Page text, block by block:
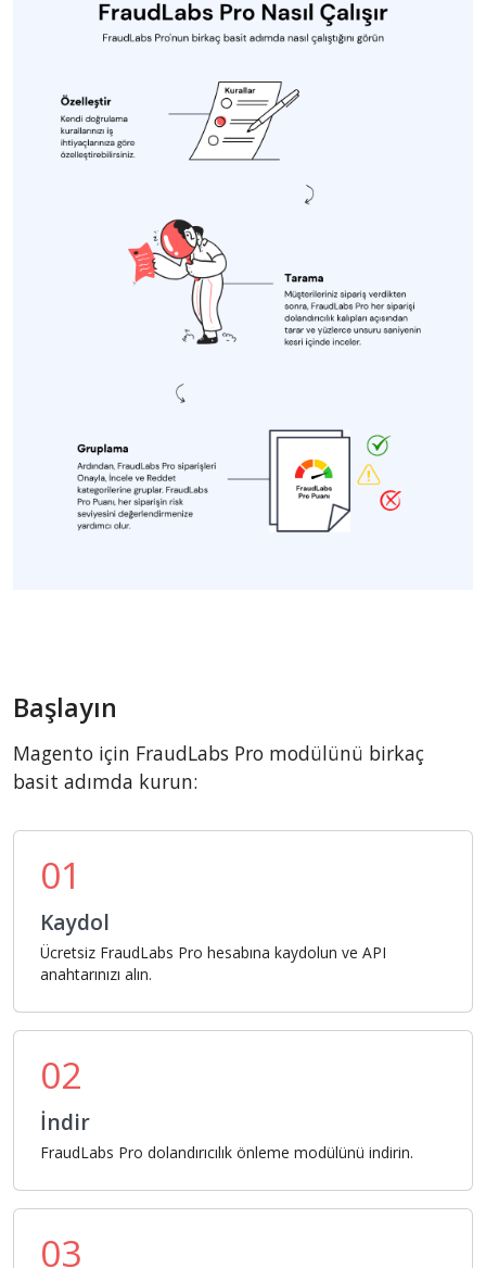
Başlayın
Magento için FraudLabs Pro modülünü birkaç
basit adımda kurun:
01
Kaydol
Ücretsiz FraudLabs Pro hesabına kaydolun ve API
anahtarınızı alın.
02
İndir
FraudLabs Pro dolandırıcılık önleme modülünü indirin.
03